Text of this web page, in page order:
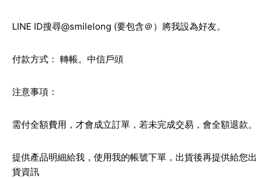
LINE ID搜尋@smilelong (要包含＠）將我設為好友。
付款方式： 轉帳。中信戶頭
注意事項：
需付全額費用，才會成立訂單，若未完成交易，會全額退款。
提供產品明細給我，使用我的帳號下單，出貨後再提供給您出
貨資訊